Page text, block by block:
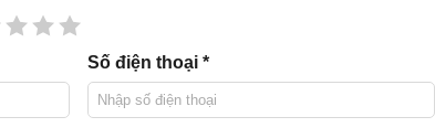
5 sao
4 sao
3 sao
Số điện thoại *